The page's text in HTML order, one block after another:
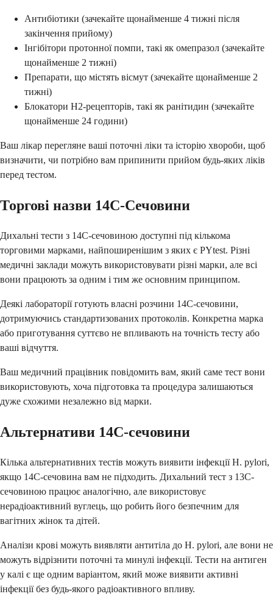
Антибіотики (зачекайте щонайменше 4 тижні після
закінчення прийому)
Інгібітори протонної помпи, такі як омепразол (зачекайте
щонайменше 2 тижні)
Препарати, що містять вісмут (зачекайте щонайменше 2
тижні)
Блокатори H2-рецепторів, такі як ранітидин (зачекайте
щонайменше 24 години)
Ваш лікар перегляне ваші поточні ліки та історію хвороби, щоб
визначити, чи потрібно вам припинити прийом будь-яких ліків
перед тестом.
Торгові назви 14C-Сечовини
Дихальні тести з 14C-сечовиною доступні під кількома
торговими марками, найпоширенішим з яких є PYtest. Різні
медичні заклади можуть використовувати різні марки, але всі
вони працюють за одним і тим же основним принципом.
Деякі лабораторії готують власні розчини 14C-сечовини,
дотримуючись стандартизованих протоколів. Конкретна марка
або приготування суттєво не впливають на точність тесту або
ваші відчуття.
Ваш медичний працівник повідомить вам, який саме тест вони
використовують, хоча підготовка та процедура залишаються
дуже схожими незалежно від марки.
Альтернативи 14C-сечовини
Кілька альтернативних тестів можуть виявити інфекції H. pylori,
якщо 14C-сечовина вам не підходить. Дихальний тест з 13C-
сечовиною працює аналогічно, але використовує
нерадіоактивний вуглець, що робить його безпечним для
вагітних жінок та дітей.
Аналізи крові можуть виявляти антитіла до H. pylori, але вони не
можуть відрізнити поточні та минулі інфекції. Тести на антиген
у калі є ще одним варіантом, який може виявити активні
інфекції без будь-якого радіоактивного впливу.